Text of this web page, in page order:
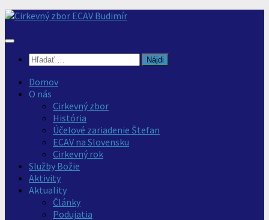
Preskočiť
obsah
Hľadať:
Domov
O nás
Cirkevný zbor
História
Účelové zariadenie Štefan
ECAV na Slovensku
Cirkevný rok
Služby Božie
Aktivity
Aktuality
Články
Podujatia